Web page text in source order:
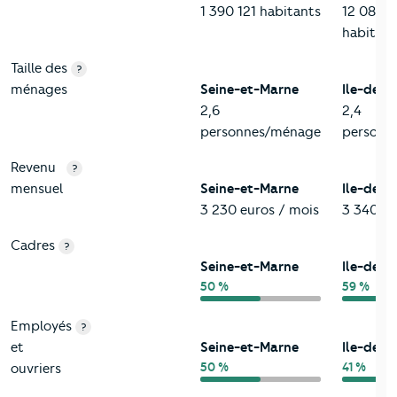
1 390 121 habitants
12 082
Taille des
ménages
?
Seine-et-Marne
2,6
personnes/ménage
Ile-de-
2,4
Revenu
mensuel
?
Seine-et-Marne
3 230 euros / mois
Ile-de-
3 340
Cadres ?
Seine-et-Marne
50 %
Ile-de-
59 %
Employés
et
ouvriers
?
Seine-et-Marne
50 %
Ile-de-
41 %